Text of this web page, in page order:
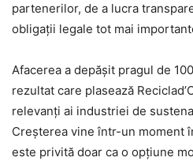
partenerilor, de a lucra
obligații legale tot mai
Afacerea a depășit pragul de
rezultat care plasează
relevanți ai industriei de
Creșterea vine într-un moment
este privită doar ca o opțiune